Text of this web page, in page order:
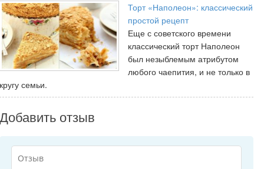
Торт «Наполеон»: классический
простой рецепт
Еще с советского времени
классический торт Наполеон
был незыблемым атрибутом
любого чаепития, и не только в
кругу семьи.
Добавить отзыв